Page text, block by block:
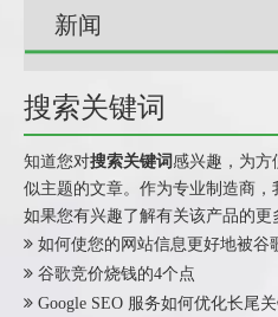
新闻
搜索关键词
知道您对搜索关键词感兴趣，为方
似主题的文章。作为专业制造商，
如果您有兴趣了解有关该产品的更
如何使您的网站信息更好地被谷
谷歌竞价烧钱的4个点
Google SEO 服务如何优化长尾关